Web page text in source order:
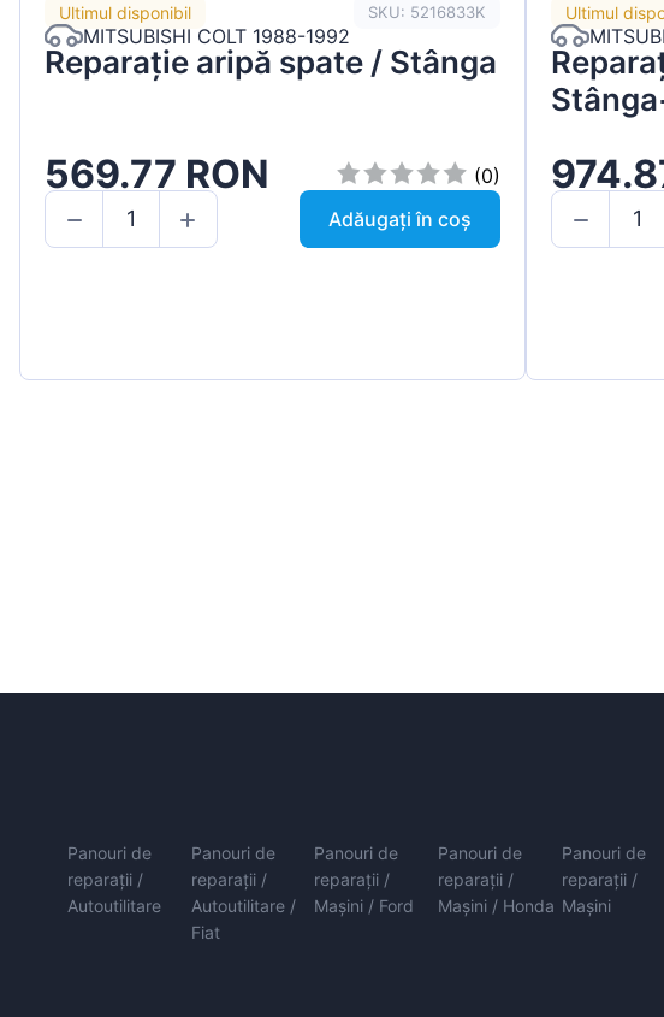
Ultimul disponibil SKU: 5216833K
MITSUBISHI COLT 1988-1992
Reparație aripă spate / Stânga
569.77 RON
(0)
Adăugați în coș
Ultimul
Panouri de
reparații /
Autoutilitare
Panouri de
reparații /
Autoutilitare /
Fiat
Panouri de
reparații /
Mașini / Ford
Panouri de
reparații /
Mașini / Honda
Panouri de
reparații /
Mașini